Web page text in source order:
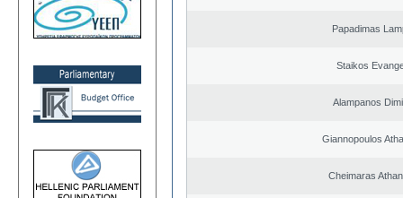
Papadimas
Staikos
Alampanos
Giannopoulos
Cheimaras